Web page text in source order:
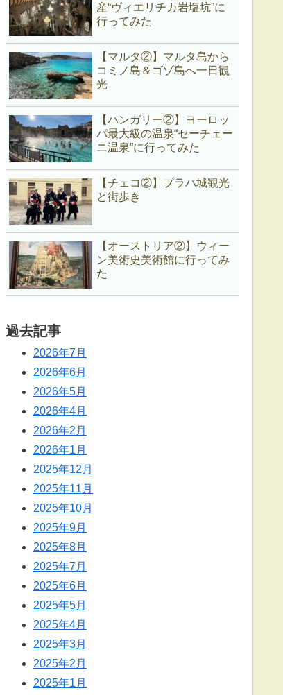
産“ヴィエリチカ岩塩坑”に
行ってみた
【マルタ②】マルタ島から
コミノ島＆ゴゾ島へ一日観
光
【ハンガリー②】ヨーロッ
パ最大級の温泉“セーチェー
ニ温泉”に行ってみた
【チェコ②】プラハ城観光
と街歩き
【オーストリア②】ウィー
ン美術史美術館に行ってみ
た
過去記事
2026年7月
2026年6月
2026年5月
2026年4月
2026年2月
2026年1月
2025年12月
2025年11月
2025年10月
2025年9月
2025年8月
2025年7月
2025年6月
2025年5月
2025年4月
2025年3月
2025年2月
2025年1月